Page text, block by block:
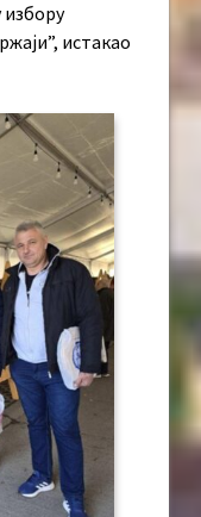
избору
истакао